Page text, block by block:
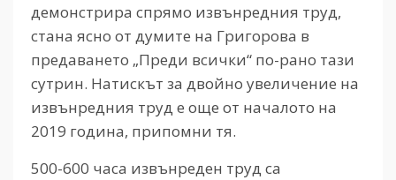
демонстрира спрямо извънредния труд,
стана ясно от думите на Григорова в
предаването „Преди всички“ по-рано тази
сутрин. Натискът за двойно увеличение на
извънредния труд е още от началото на
2019 година, припомни тя.
500-600 часа извънреден труд са